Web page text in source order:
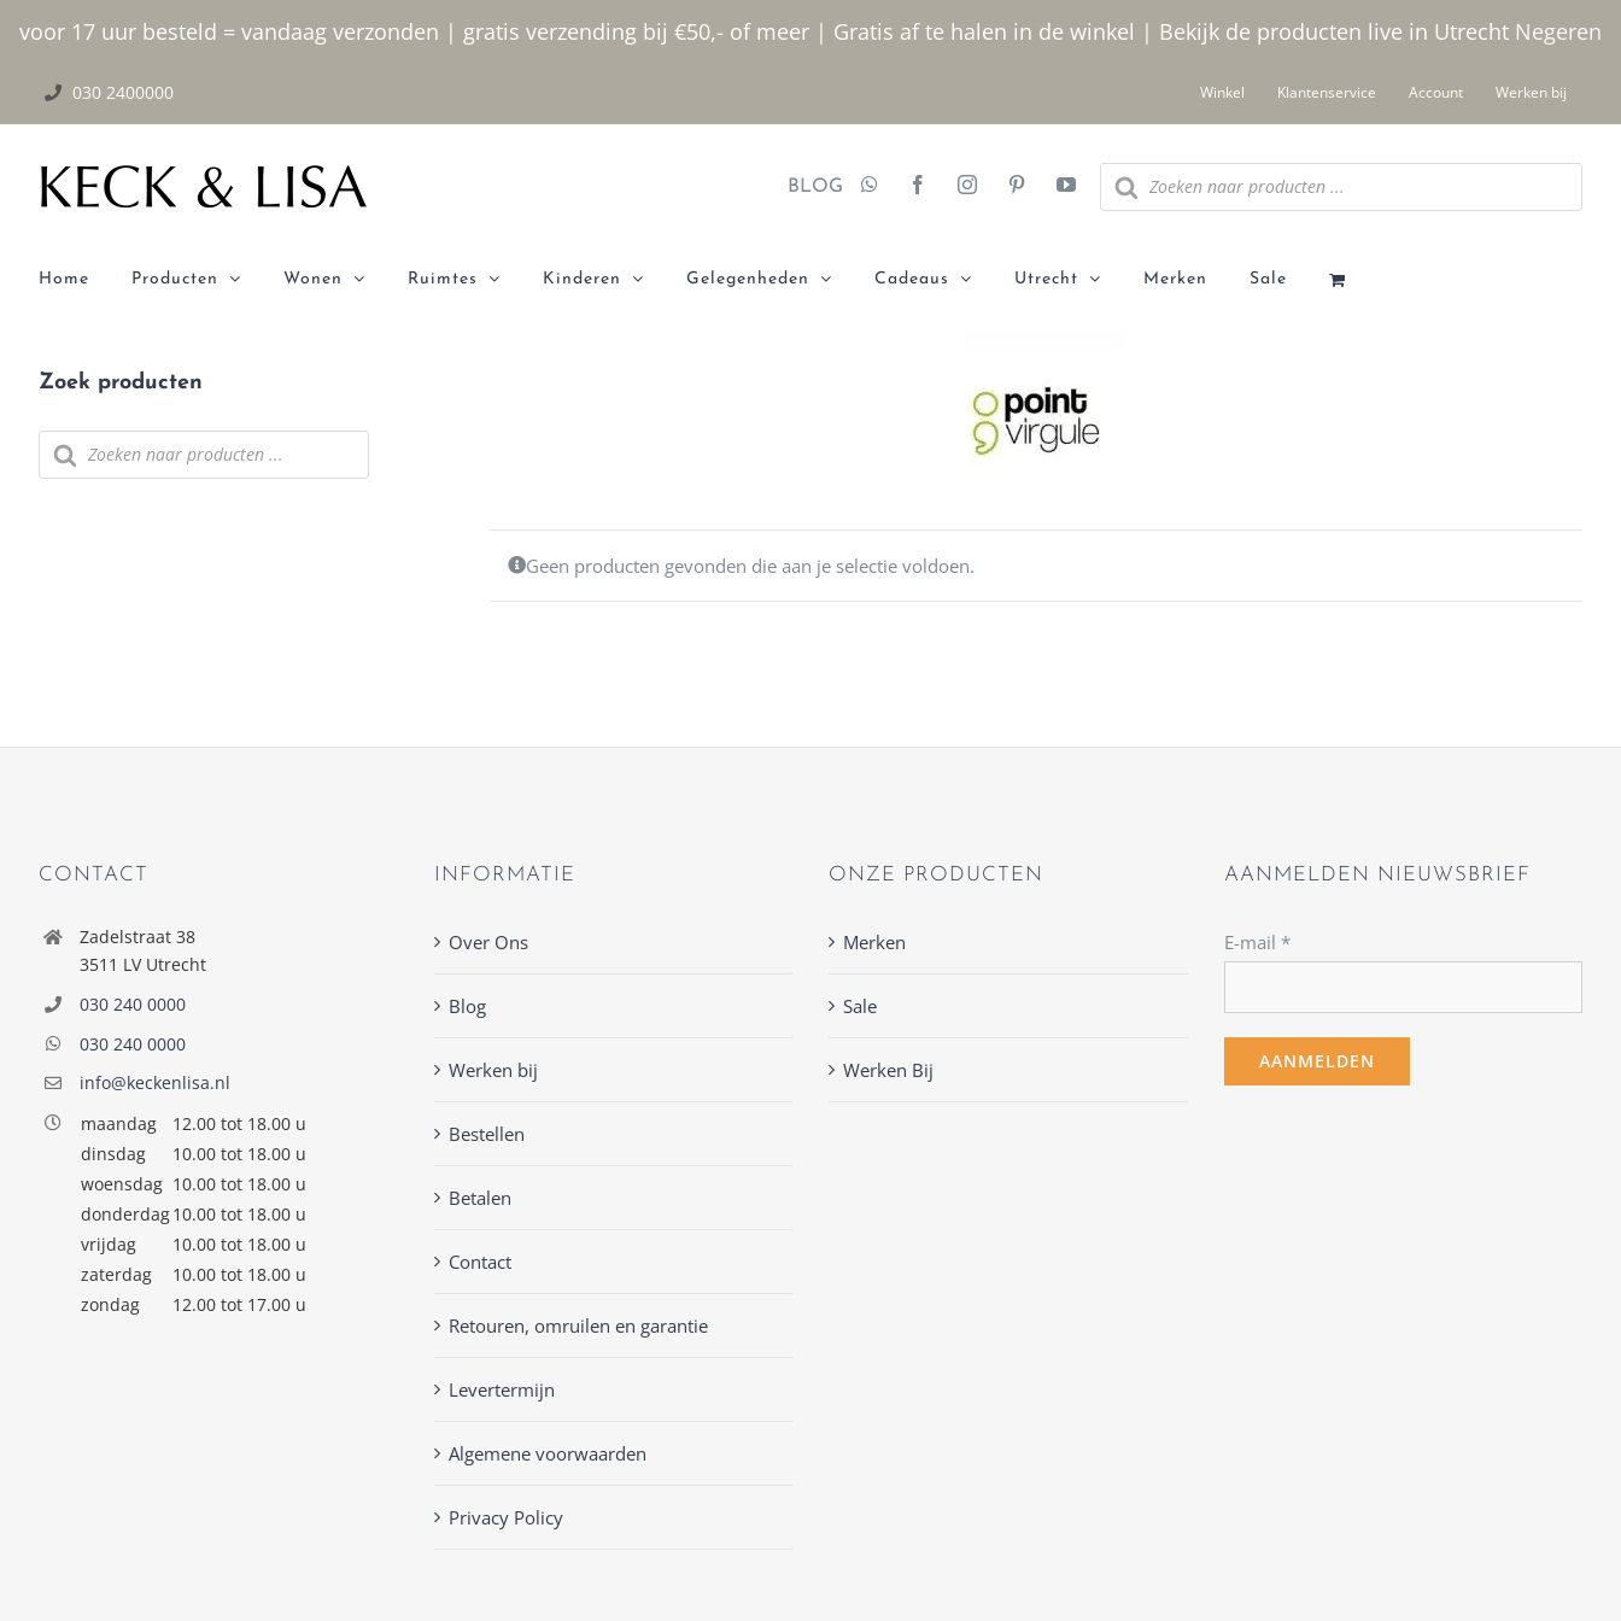
voor 17 uur besteld = vandaag verzonden | gratis verzending bij €50,- of meer | Gratis af te halen in de winkel | Bekijk de producten live in Utrecht Negeren
Ga naar inhoud
030 2400000 Winkel Klantenservice Account Werken bij
BLOG
Producten zoeken
Home Producten Wonen Ruimtes Kinderen Gelegenheden Cadeaus Utrecht Merken Sale
Geen producten gevonden die aan je selectie voldoen.
Zoek producten
Producten zoeken
CONTACT
Zadelstraat 38
3511 LV Utrecht
030 240 0000
030 240 0000
info@keckenlisa.nl
maandag
12.00 tot 18.00 u
dinsdag
10.00 tot 18.00 u
woensdag 10.00 tot 18.00 u
donderdag10.00 tot 18.00 u
vrijdag
10.00 tot 18.00 u
zaterdag
10.00 tot 18.00 u
zondag
12.00 tot 17.00 u
INFORMATIE
Over Ons
Blog
Werken bij
Bestellen
Betalen
Contact
Retouren, omruilen en garantie
Levertermijn
Algemene voorwaarden
Privacy Policy
ONZE PRODUCTEN
Merken
Sale
Werken Bij
AANMELDEN NIEUWSBRIEF
E-mail *